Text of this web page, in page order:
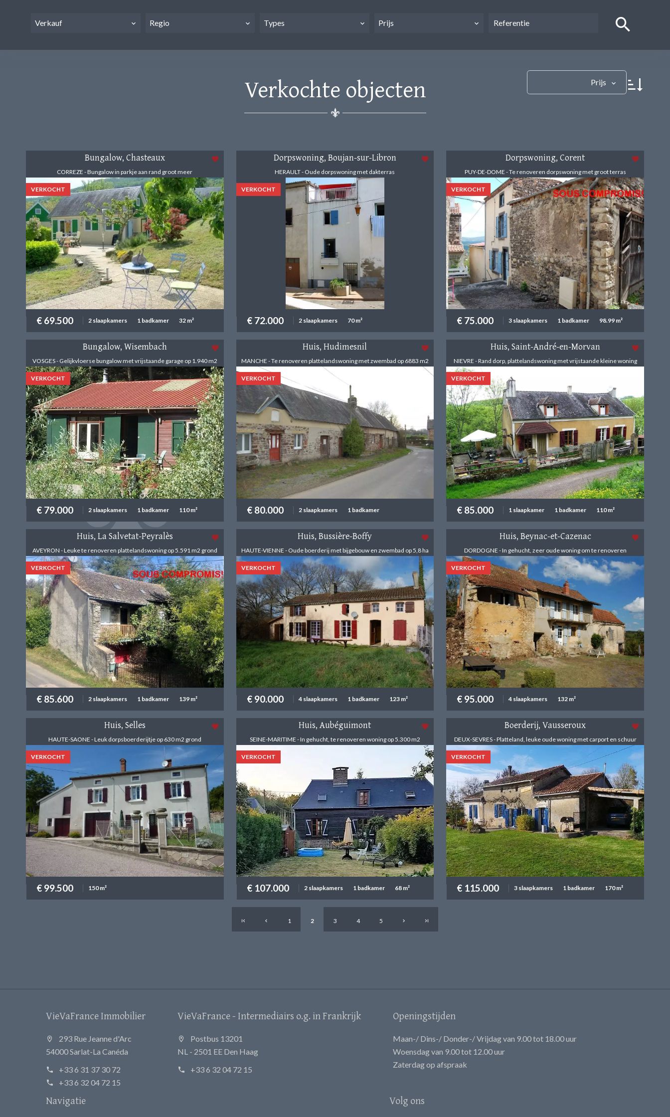
Verkauf Regio Types Prijs
Verkochte objecten Prijs
Bungalow, Chasteaux
CORREZE - Bungalow in parkje aan rand groot meer
€ 69.500 2 slaapkamers 1 badkamer 32 m²
VERKOCHT
Dorpswoning, Boujan-sur-Libron
HERAULT - Oude dorpswoning met dakterras
€ 72.000 2 slaapkamers 70 m²
VERKOCHT
Dorpswoning, Corent
PUY-DE-DOME - Te renoveren dorpswoning met groot terras
€ 75.000 3 slaapkamers 1 badkamer 98.99 m²
VERKOCHT
Bungalow, Wisembach
VOSGES - Gelijkvloerse bungalow met vrijstaande garage op 1.940 m2
€ 79.000 2 slaapkamers 1 badkamer 110 m²
VERKOCHT
Huis, Hudimesnil
MANCHE - Te renoveren plattelandswoning met zwembad op 6883 m2
€ 80.000 2 slaapkamers 1 badkamer
VERKOCHT
Huis, Saint-André-en-Morvan
NIEVRE - Rand dorp, plattelandswoning met vrijstaande kleine woning
€ 85.000 1 slaapkamer 1 badkamer 110 m²
VERKOCHT
Huis, La Salvetat-Peyralès
AVEYRON - Leuke te renoveren plattelandswoning op 5.591 m2 grond
€ 85.600 2 slaapkamers 1 badkamer 139 m²
VERKOCHT
Huis, Bussière-Boffy
HAUTE-VIENNE - Oude boerderij met bijgebouw en zwembad op 5,8 ha
€ 90.000 4 slaapkamers 1 badkamer 123 m²
VERKOCHT
Huis, Beynac-et-Cazenac
DORDOGNE - In gehucht, zeer oude woning om te renoveren
€ 95.000 4 slaapkamers 132 m²
VERKOCHT
Huis, Selles
HAUTE-SAONE - Leuk dorpsboerderijtje op 630 m2 grond
€ 99.500 150 m²
VERKOCHT
Huis, Aubéguimont
SEINE-MARITIME - In gehucht, te renoveren woning op 5.300 m2
€ 107.000 2 slaapkamers 1 badkamer 68 m²
VERKOCHT
Boerderij, Vausseroux
DEUX-SEVRES - Platteland, leuke oude woning met carport en schuur
€ 115.000 3 slaapkamers 1 badkamer 170 m²
VERKOCHT
1 2 3 4 5
VieVaFrance Immobilier
293 Rue Jeanne d'Arc
54000 Sarlat-La Canéda
+33 6 31 37 30 72
+33 6 32 04 72 15
VieVaFrance - Intermediairs o.g. in Frankrijk
Postbus 13201
NL - 2501 EE Den Haag
+33 6 32 04 72 15
Openingstijden
Maan-/ Dins-/ Donder-/ Vrijdag van 9.00 tot 18.00 uur
Woensdag van 9.00 tot 12.00 uur
Zaterdag op afspraak
Navigatie Volg ons